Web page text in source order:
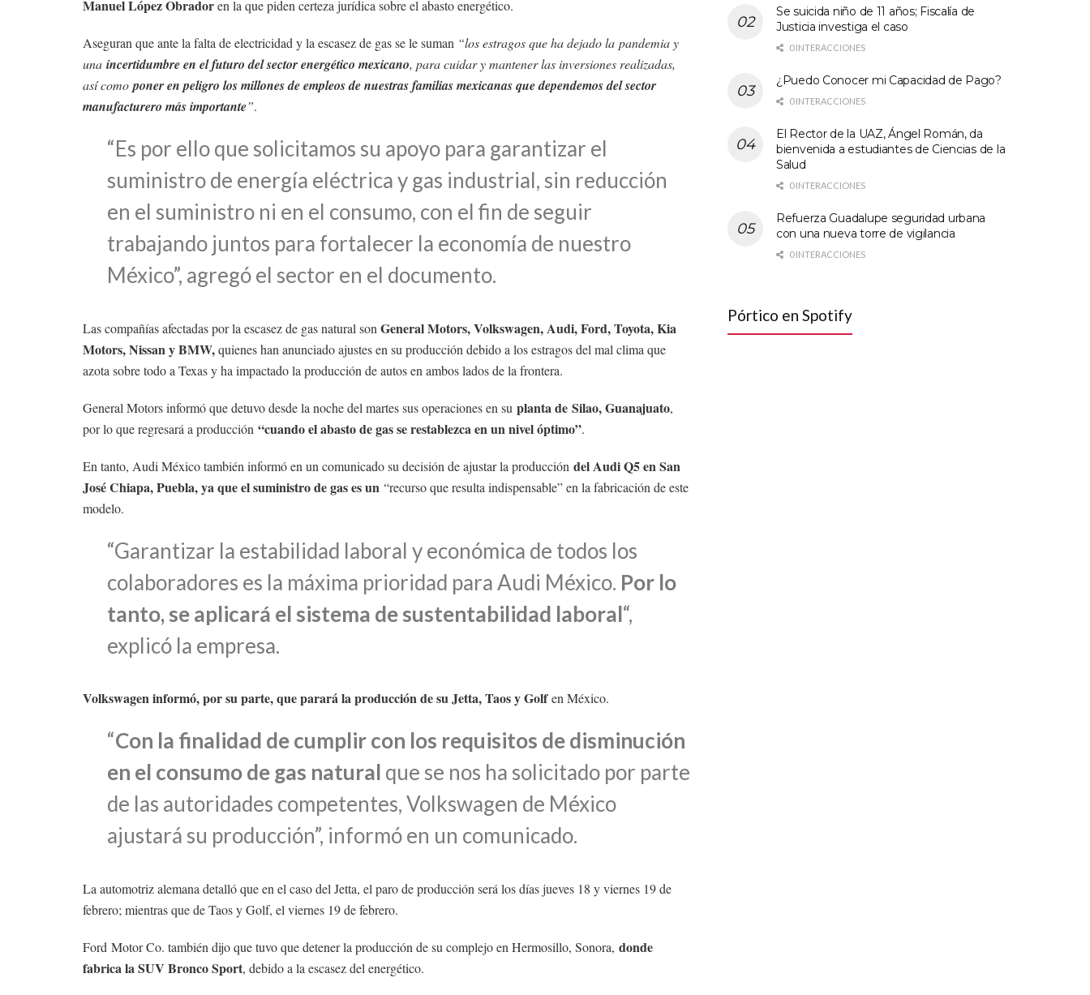
Manuel López Obradoren la que piden certeza jurídica sobre el abasto energético.
Aseguran que ante la falta de electricidad y la escasez de gas se le suman “los estragos que ha dejado la pandemia y
una incertidumbre en el futuro del sector energético mexicano, para cuidar y mantener las inversiones realizadas,
así como poner en peligro los millones de empleos de nuestras familias mexicanas que dependemos del sector
manufacturero más importante”.
“Es por ello que solicitamos su apoyo para garantizar el
suministro de energía eléctrica y gas industrial, sin reducción
en el suministro ni en el consumo, con el fin de seguir
trabajando juntos para fortalecer la economía de nuestro
México”, agregó el sector en el documento.
Las compañías afectadas por la escasez de gas natural son General Motors, Volkswagen, Audi, Ford, Toyota, Kia
Motors, Nissan y BMW,quienes han anunciado ajustes en su producción debido a los estragos del mal clima que
azota sobre todo a Texas y ha impactado la producción de autos en ambos lados de la frontera.
General Motors informó que detuvo desde la noche del martes sus operaciones en su planta de Silao, Guanajuato,
por lo que regresará a producción “cuando el abasto de gas se restablezca en un nivel óptimo”.
En tanto, Audi México también informó en un comunicado su decisión de ajustar la producción del Audi Q5 en San
José Chiapa, Puebla, ya que el suministro de gas es un “recurso que resulta indispensable” en la fabricación de este
modelo.
“Garantizar la estabilidad laboral y económica de todos los
colaboradores es la máxima prioridad para Audi México. Por lo
tanto, se aplicará el sistema de sustentabilidad laboral“,
explicó la empresa.
Volkswagen informó, por su parte, que parará la producción de su Jetta, Taos y Golfen México.
“Con la finalidad de cumplir con los requisitos de disminución
en el consumo de gas natural que se nos ha solicitado por parte
de las autoridades competentes, Volkswagen de México
ajustará su producción”, informó en un comunicado.
La automotriz alemana detalló que en el caso del Jetta, el paro de producción será los días jueves 18 y viernes 19 de
febrero; mientras que de Taos y Golf, el viernes 19 de febrero.
Ford Motor Co. también dijo que tuvo que detener la producción de su complejo en Hermosillo, Sonora, donde
fabrica la SUV Bronco Sport, debido a la escasez del energético.
Se suicida niño de 11 años; Fiscalía de
Justicia investiga el caso
0 INTERACCIONES
¿Puedo Conocer mi Capacidad de Pago?
0 INTERACCIONES
El Rector de la UAZ, Ángel Román, da
bienvenida a estudiantes de Ciencias de la
Salud
0 INTERACCIONES
Refuerza Guadalupe seguridad urbana
con una nueva torre de vigilancia
0 INTERACCIONES
Pórtico en Spotify